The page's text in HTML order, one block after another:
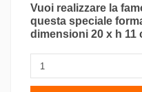
Vuoi realizzare la
questa speciale
dimensioni 20 x h 11